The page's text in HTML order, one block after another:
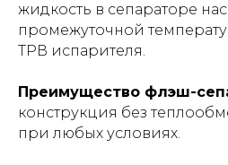
жидкость в сепараторе
промежуточной
ТРВ испарителя.
Преимущество флэш-
конструкция без
при любых условиях.